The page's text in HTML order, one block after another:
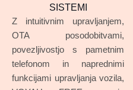
SISTEMI
Z intuitivnim upravljanjem,
OTA posodobitvami,
povezljivostjo s pametnim
telefonom in naprednimi
funkcijami upravljanja vozila,